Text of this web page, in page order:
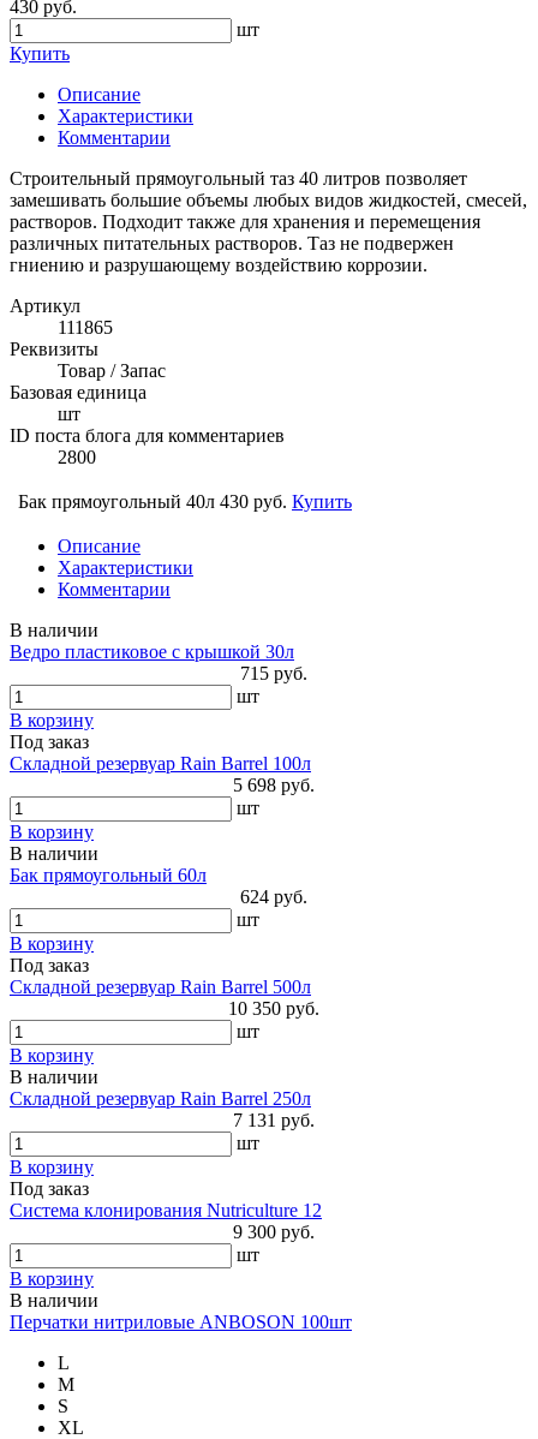
430 руб.
шт
Купить
Описание
Характеристики
Комментарии
Строительный прямоугольный таз 40 литров позволяет
замешивать большие объемы любых видов жидкостей, смесей,
растворов. Подходит также для хранения и перемещения
различных питательных растворов. Таз не подвержен
гниению и разрушающему воздействию коррозии.
Артикул
111865
Реквизиты
Товар / Запас
Базовая единица
шт
ID поста блога для комментариев
2800
Бак прямоугольный 40л 430 руб. Купить
Описание
Характеристики
Комментарии
В наличии
Ведро пластиковое с крышкой 30л
715 руб.
шт
В корзину
Под заказ
Складной резервуар Rain Barrel 100л
5 698 руб.
шт
В корзину
В наличии
Бак прямоугольный 60л
624 руб.
шт
В корзину
Под заказ
Складной резервуар Rain Barrel 500л
10 350 руб.
шт
В корзину
В наличии
Складной резервуар Rain Barrel 250л
7 131 руб.
шт
В корзину
Под заказ
Система клонирования Nutriculture 12
9 300 руб.
шт
В корзину
В наличии
Перчатки нитриловые ANBOSON 100шт
L
M
S
XL